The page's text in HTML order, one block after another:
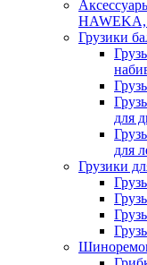
HAWEKA,
Грузики
для
для
Грузики